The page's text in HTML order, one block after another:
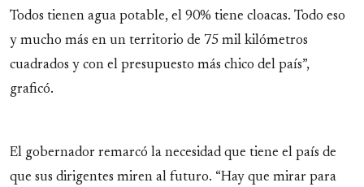
Todos tienen agua potable, el 90% tiene cloacas. Todo eso
y mucho más en un territorio de 75 mil kilómetros
cuadrados y con el presupuesto más chico del país”,
graficó.
El gobernador remarcó la necesidad que tiene el país de
que sus dirigentes miren al futuro. “Hay que mirar para